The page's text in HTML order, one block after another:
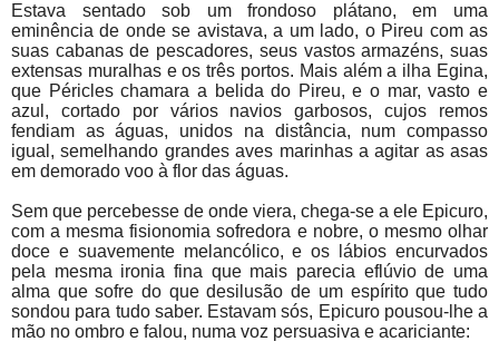
Estava sentado sob um frondoso plátano, em uma
eminência de onde se avistava, a um lado, o Pireu com as
suas cabanas de pescadores, seus vastos armazéns, suas
extensas muralhas e os três portos. Mais além a ilha Egina,
que Péricles chamara a belida do Pireu, e o mar, vasto e
azul, cortado por vários navios garbosos, cujos remos
fendiam as águas, unidos na distância, num compasso
igual, semelhando grandes aves marinhas a agitar as asas
em demorado voo à flor das águas.
Sem que percebesse de onde viera, chega-se a ele Epicuro,
com a mesma fisionomia sofredora e nobre, o mesmo olhar
doce e suavemente melancólico, e os lábios encurvados
pela mesma ironia fina que mais parecia eflúvio de uma
alma que sofre do que desilusão de um espírito que tudo
sondou para tudo saber. Estavam sós, Epicuro pousou-lhe a
mão no ombro e falou, numa voz persuasiva e acariciante: